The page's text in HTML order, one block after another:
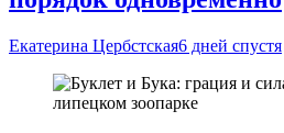
Екатерина Цербстская6 дней спустя